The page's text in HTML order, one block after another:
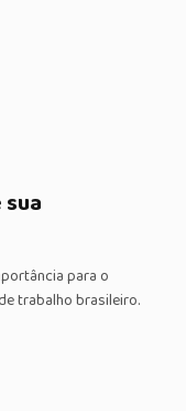
para o
trabalho brasileiro.